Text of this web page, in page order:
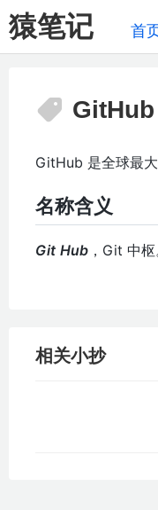
猿笔记 首
GitHub
GitHub 是全球最大
名称含义
Git Hub ，Git 中枢
相关小抄